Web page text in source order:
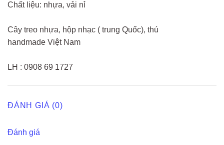
Chất liệu: nhựa, vải nỉ
Cây treo nhựa, hộp nhạc ( trung Quốc), thú
handmade Việt Nam
LH : 0908 69 1727
ĐÁNH GIÁ (0)
Đánh giá